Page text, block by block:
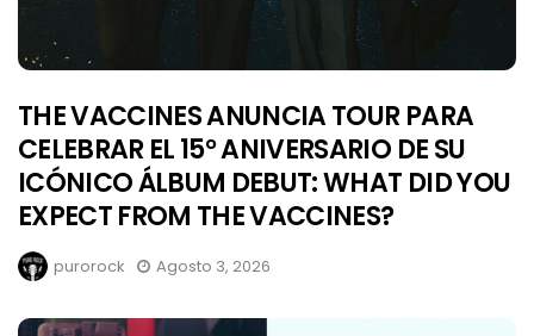
THE VACCINES ANUNCIA TOUR PARA
CELEBRAR EL 15° ANIVERSARIO DE SU
ICÓNICO ÁLBUM DEBUT: WHAT DID YOU
EXPECT FROM THE VACCINES?
purorock Agosto 3, 2026